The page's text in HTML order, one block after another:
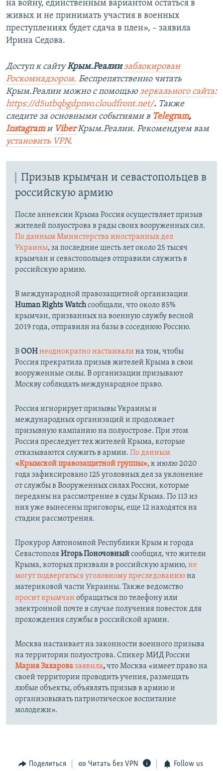
на войну, единственным вариантом остаться в
живых и не принимать участия в военных
преступлениях будет сдача в плен», – заявила
Ирина Седова.
Доступ к сайтуКрым.Реалии заблокирован
Роскомнадзором. Беспрепятственно читать
Крым.Реалии можно с помощью зеркального сайта:
https://d5utbqbgdpnvo.cloudfront.net/. Также
следите за основными событиями в Telegram,
Instagramи ViberКрым.Реалии. Рекомендуем вам
установить VPN.
Призыв крымчан и севастопольцев в
российскую армию
После аннексии Крыма Россия осуществляет призыв
жителей полуострова в ряды своих вооруженных сил.
По данным Министерства иностранных дел
Украины, за последние шесть лет около 25 тысяч
крымчан и севастопольцев отправили служить в
российскую армию.
В международной правозащитной организации
Human Rights Watchсообщали, что около 85%
крымчан, призванных на военную службу весной
2019 года, отправили на базы в соседнюю Россию.
ВООНнеоднократно настаивали на том, чтобы
Россия прекратила призыв жителей Крыма в свои
вооруженные силы. В организации призывают
Москву соблюдать международное право.
Россия игнорирует призывы Украины и
международных организаций и продолжает
призывную кампанию на полуострове. При этом
Россия преследует тех жителей Крыма, которые
отказываются служить в армии. По данным
«Крымской правозащитной группы», к июлю 2020
года зафиксировано 125 уголовных дел за уклонение
от службы в Вооруженных силах России, которые
переданы на рассмотрение в суды Крыма. По 113 из
них уже вынесены приговоры, еще 12 находятся на
стадии рассмотрения.
Прокурор Автономной Республики Крым и города
СевастополяИгорь Поночовныйсообщил, что жители
Крыма, которых призвали в российскую армию, не
могут подвергаться уголовному преследованиюна
материковой части Украины. Также ведомство
просит крымчан обращаться по телефону или
электронной почте в случае получения повесток для
прохождения службы в российской армии.
Москва настаивает на законности военного призыва
на территории полуострова. Спикер МИД России
Мария Захаровазаявила,что Москва «имеет право на
своей территории проводить учения, размещать
любые объекты, объявлять призыв в армию и
организовывать патриотическое воспитание
молодежи».
Поделиться Читать без VPN Follow us